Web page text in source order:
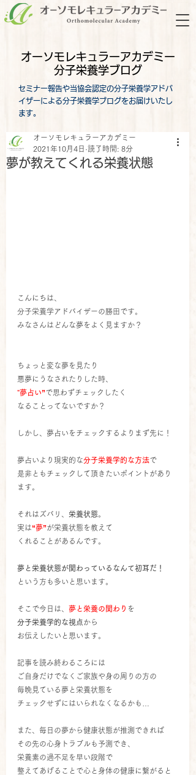
オーソモレキュラーアカデミー
分子栄養学ブログ
セミナー報告や当協会認定の分子栄養学アドバ
イザーによる分子栄養学ブログをお届けいたし
ます。
夢が教えてくれる栄養状態
オーソモレキュラーアカデミー
2021年10月4日 読了時間: 8分
こんにちは、
分子栄養学アドバイザーの勝田です。
みなさんはどんな夢をよく見ますか？
ちょっと変な夢を見たり
悪夢にうなされたりした時、
"夢占い”で思わずチェックしたく
なることってないですか？
しかし、夢占いをチェックするよりまず先に！
夢占いより現実的な分子栄養学的な方法で
是非ともチェックして頂きたいポイントがあり
ます。
それはズバリ、 栄養状態。
実は“夢”が栄養状態を教えて
くれることがあるんです。
夢と栄養状態が関わっているなんて初耳だ！
という方も多いと思います。
そこで今日は、 夢と栄養の関わり を
分子栄養学的な視点から
お伝えしたいと思います。
記事を読み終わるころには
ご自身だけでなくご家族や身の周りの方の
毎晩見ている夢と栄養状態を
チェックせずにはいられなくなるかも…
また、毎日の夢から健康状態が推測できれば
その先の心身トラブルも予測でき、
栄養素の過不足を早い段階で
整えてあげることで心と身体の健康に繋がると